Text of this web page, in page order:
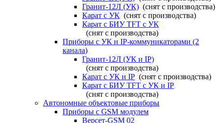
Гранит-12Л (УК) (снят с производства)
Карат с УК (снят с производства)
Карат с БИУ TFT с УК
(снят с производства)
Приборы с УК и IP-коммуникаторами (2
канала)
Гранит-12Л (УК и IP)
(снят с производства)
Карат с УК и IP (снят с производства)
Карат с БИУ TFT с УК и IP
(снят с производства)
Автономные объектовые приборы
Приборы с GSM модулем
Версет-GSM 02